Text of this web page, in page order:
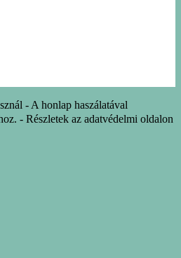
- A honlap haszálatával
- Részletek az adatvédelmi oldalon